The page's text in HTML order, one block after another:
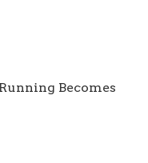
Becomes